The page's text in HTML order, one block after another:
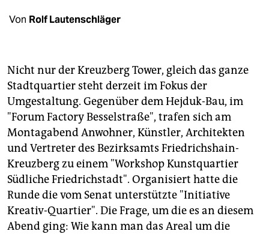
sport
nord
wahrheit
verlag
verlag
veranstaltungen
shop
fragen & hilfe
Von Rolf Lautenschläger
Nicht nur der Kreuzberg Tower, gleich das ganze
Stadtquartier steht derzeit im Fokus der
Umgestaltung. Gegenüber dem Hejduk-Bau, im
"Forum Factory Besselstraße", trafen sich am
Montagabend Anwohner, Künstler, Architekten
und Vertreter des Bezirksamts Friedrichshain-
Kreuzberg zu einem "Workshop Kunstquartier
Südliche Friedrichstadt". Organisiert hatte die
Runde die vom Senat unterstützte "Initiative
Kreativ-Quartier". Die Frage, um die es an diesem
Abend ging: Wie kann man das Areal um die